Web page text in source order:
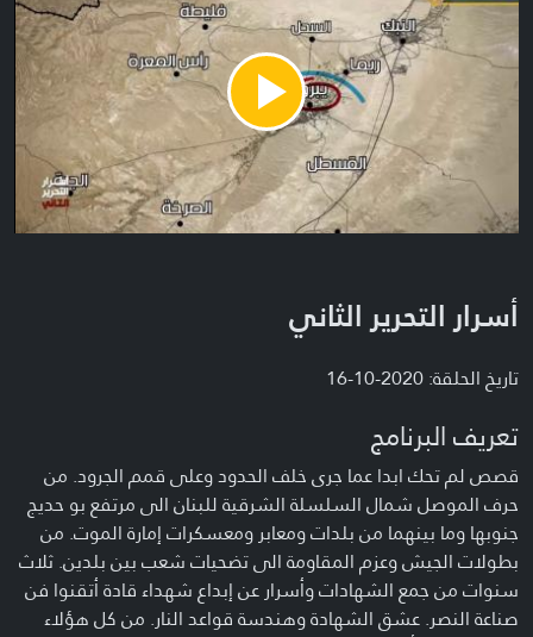
Play
Video
أسرار التحرير الثاني
تاريخ الحلقة: 2020-10-16
تعريف البرنامج
قصص لم تحك ابدا عما جرى خلف الحدود وعلى قمم الجرود. من
حرف الموصل شمال السلسلة الشرقية للبنان الى مرتفع بو حديج
جنوبها وما بينهما من بلدات ومعابر ومعسكرات إمارة الموت. من
بطولات الجيش وعزم المقاومة الى تضحيات شعب بين بلدين. ثلاث
سنوات من جمع الشهادات وأسرار عن إبداع شهداء قادة أتقنوا فن
صناعة النصر. عشق الشهادة وهندسة قواعد النار. من كل هؤلاء